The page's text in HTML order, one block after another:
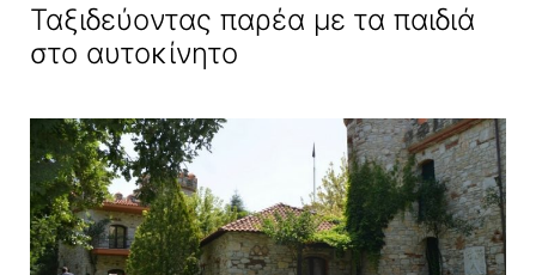
Ταξιδεύοντας παρέα με τα παιδιά
στο αυτοκίνητο